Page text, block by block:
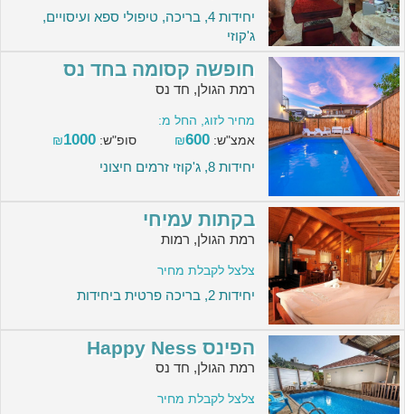
יחידות 4, בריכה, טיפולי ספא ועיסויים,
ג'קוזי
חופשה קסומה בחד נס
רמת הגולן, חד נס
מחיר לזוג, החל מ:
אמצ"ש:
₪600 סופ"ש: ₪1000
יחידות 8, ג'קוזי זרמים חיצוני
בקתות עמיחי
רמת הגולן, רמות
צלצל לקבלת מחיר
יחידות 2, בריכה פרטית ביחידות
הפינס Happy Ness
רמת הגולן, חד נס
צלצל לקבלת מחיר